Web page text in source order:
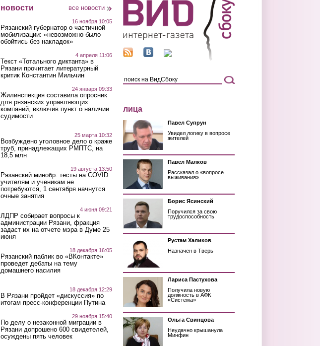
новости все новости
16 ноября 10:05
Рязанский губернатор о частичной
мобилизации: «невозможно было
обойтись без накладок»
4 апреля 11:06
Текст «Тотального диктанта» в
Рязани прочитает литературный
критик Константин Мильчин
24 января 09:33
Жилинспекция составила опросник
для рязанских управляющих
компаний, включив пункт о наличии
судимости
25 марта 10:32
Возбуждено уголовное дело о краже
труб, принадлежащих РМПТС, на
18,5 млн
19 августа 13:50
Рязанский минобр: тесты на COVID
учителям и ученикам не
потребуются, 1 сентября начнутся
очные занятия
4 июня 09:21
ЛДПР собирает вопросы к
администрации Рязани, фракция
задаст их на отчете мэра в Думе 25
июня
18 декабря 16:05
Рязанский паблик во «ВКонтакте»
проведет дебаты на тему
домашнего насилия
18 декабря 12:29
В Рязани пройдет «дискуссия» по
итогам пресс-конференции Путина
29 ноября 15:40
По делу о незаконной миграции в
Рязани допрошено 600 свидетелей,
осуждены пять человек
лица
Павел Супрун
Увидел логику в вопросе
жителей
Павел Малков
Рассказал о «вопросе
выживания»
Борис Ясинский
Поручился за свою
трудоспособность
Рустам Халиков
Назначен в Тверь
Лариса Пастухова
Получила новую
должность в АФК
«Система»
Ольга Свинцова
Неудачно крышанула
Минфин